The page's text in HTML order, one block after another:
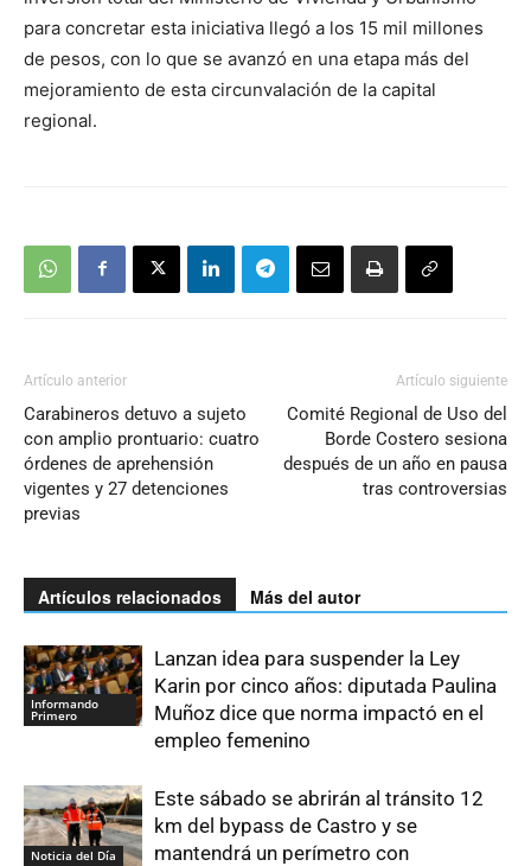
para concretar esta iniciativa llegó a los 15 mil millones
de pesos, con lo que se avanzó en una etapa más del
mejoramiento de esta circunvalación de la capital
regional.
Artículo anterior
Carabineros detuvo a sujeto
con amplio prontuario: cuatro
órdenes de aprehensión
vigentes y 27 detenciones
previas
Artículo siguiente
Comité Regional de Uso del
Borde Costero sesiona
después de un año en pausa
tras controversias
Artículos relacionados Más del autor
Informando
Primero
Lanzan idea para suspender la Ley
Karin por cinco años: diputada Paulina
Muñoz dice que norma impactó en el
empleo femenino
Noticia del Día
Este sábado se abrirán al tránsito 12
km del bypass de Castro y se
mantendrá un perímetro con